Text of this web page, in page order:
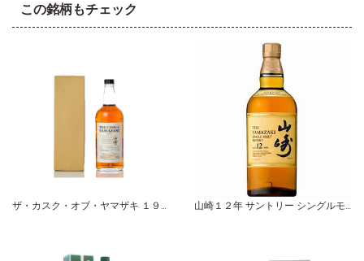
この銘柄もチェック
ザ・カスク・オブ・ヤマザキ １９９１ バーボンカスク サントリー 山崎１２年 サントリー シングルモルト